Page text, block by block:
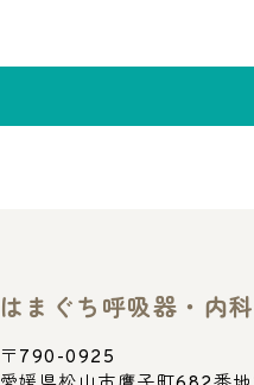
はまぐち呼吸器・内
〒790-0925